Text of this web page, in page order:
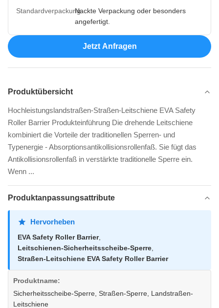
Standardverpackung:Nackte Verpackung oder besonders
angefertigt.
Jetzt Anfragen
Produktübersicht
Hochleistungslandstraßen-Straßen-Leitschiene EVA Safety
Roller Barrier Produkteinführung Die drehende Leitschiene
kombiniert die Vorteile der traditionellen Sperren- und
Typenergie - Absorptionsantikollisionsrollenfaß. Sie fügt das
Antikollisionsrollenfaß in verstärkte traditionelle Sperre ein.
Wenn ...
Produktanpassungsattribute
Hervorheben
EVA Safety Roller Barrier,
Leitschienen-Sicherheitsscheibe-Sperre
Straßen-Leitschiene EVA Safety Roller Barrier
Produktname:
Sicherheitsscheibe-Sperre, Straßen-Sperre, Landstraßen-
Leitschiene